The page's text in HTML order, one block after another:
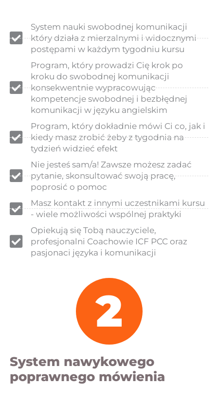
System nauki swobodnej komunikacji
który działa z mierzalnymi i widocznymi
postępami w każdym tygodniu kursu
Program, który prowadzi Cię krok po
kroku do swobodnej komunikacji
konsekwentnie wypracowując
kompetencje swobodnej i bezbłędnej
komunikacji w języku angielskim
Program, który dokładnie mówi Ci co, jak i
kiedy masz zrobić żeby z tygodnia na
tydzień widzieć efekt
Nie jesteś sam/a! Zawsze możesz zadać
pytanie, skonsultować swoją pracę,
poprosić o pomoc
Masz kontakt z innymi uczestnikami kursu
- wiele możliwości wspólnej praktyki
Opiekują się Tobą nauczyciele,
profesjonalni Coachowie ICF PCC oraz
pasjonaci języka i komunikacji
2
System nawykowego
poprawnego mówienia